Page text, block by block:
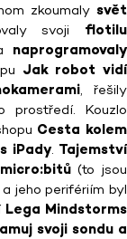
zkoumaly svět
svoji flotilu
naprogramovaly
Jak robot vidí
, řešily
prostředí. Kouzlo
Cesta kolem
iPady. Tajemství
micro:bitů(to jsou
jeho perifériím byl
Lega Mindstorms
svoji sondu a